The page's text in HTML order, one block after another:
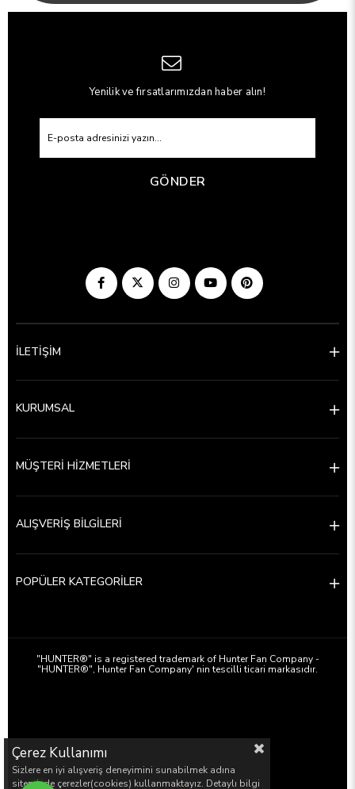
Yenilik ve fırsatlarımızdan haber alın!
GÖNDER
İLETİŞİM
KURUMSAL
MÜŞTERİ HİZMETLERİ
ALIŞVERİŞ BİLGİLERİ
POPÜLER KATEGORİLER
"HUNTER®" is a registered trademark of Hunter Fan Company -
"HUNTER®", Hunter Fan Company' nin tescilli ticari markasıdır.
Çerez Kullanımı
Sizlere en iyi alışveriş deneyimini sunabilmek adına
sitemizde çerezler(cookies) kullanmaktayız. Detaylı bilgi